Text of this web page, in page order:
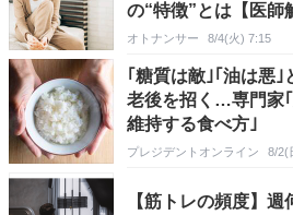
の“特徴”とは【医師
オトナンサー 8/4(火) 7:15
｢糖質は敵｣｢油は悪
老後を招く…専門家
維持する食べ方｣
プレジデントオンライン 8/2(
【筋トレの頻度】